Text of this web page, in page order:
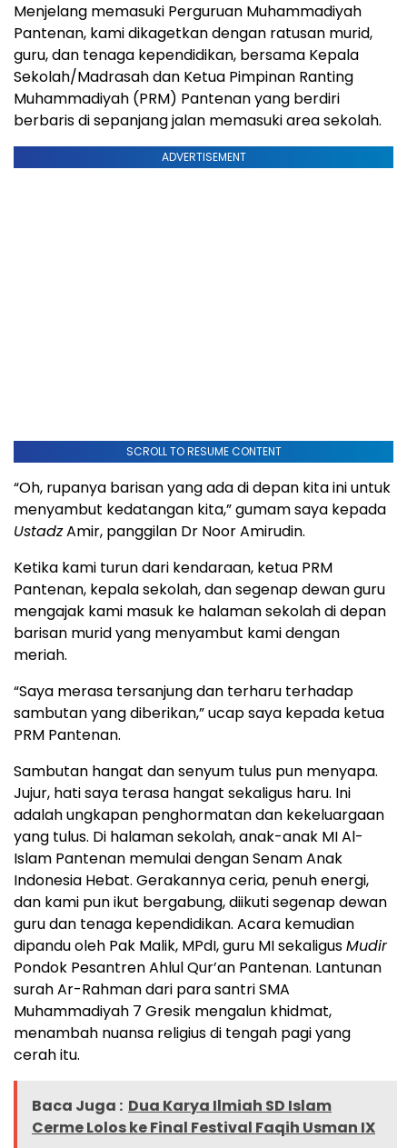
Menjelang memasuki Perguruan Muhammadiyah
Pantenan, kami dikagetkan dengan ratusan murid,
guru, dan tenaga kependidikan, bersama Kepala
Sekolah/Madrasah dan Ketua Pimpinan Ranting
Muhammadiyah (PRM) Pantenan yang berdiri
berbaris di sepanjang jalan memasuki area sekolah.
ADVERTISEMENT
SCROLL TO RESUME CONTENT
“Oh, rupanya barisan yang ada di depan kita ini untuk
menyambut kedatangan kita,” gumam saya kepada
UstadzAmir, panggilan Dr Noor Amirudin.
Ketika kami turun dari kendaraan, ketua PRM
Pantenan, kepala sekolah, dan segenap dewan guru
mengajak kami masuk ke halaman sekolah di depan
barisan murid yang menyambut kami dengan
meriah.
“Saya merasa tersanjung dan terharu terhadap
sambutan yang diberikan,” ucap saya kepada ketua
PRM Pantenan.
Sambutan hangat dan senyum tulus pun menyapa.
Jujur, hati saya terasa hangat sekaligus haru. Ini
adalah ungkapan penghormatan dan kekeluargaan
yang tulus. Di halaman sekolah, anak-anak MI Al-
Islam Pantenan memulai dengan Senam Anak
Indonesia Hebat. Gerakannya ceria, penuh energi,
dan kami pun ikut bergabung, diikuti segenap dewan
guru dan tenaga kependidikan. Acara kemudian
dipandu oleh Pak Malik, MPdI, guru MI sekaligusMudir
Pondok Pesantren Ahlul Qur’an Pantenan. Lantunan
surah Ar-Rahman dari para santri SMA
Muhammadiyah 7 Gresik mengalun khidmat,
menambah nuansa religius di tengah pagi yang
cerah itu.
Baca Juga : Dua Karya Ilmiah SD Islam
Cerme Lolos ke Final Festival Faqih Usman IX